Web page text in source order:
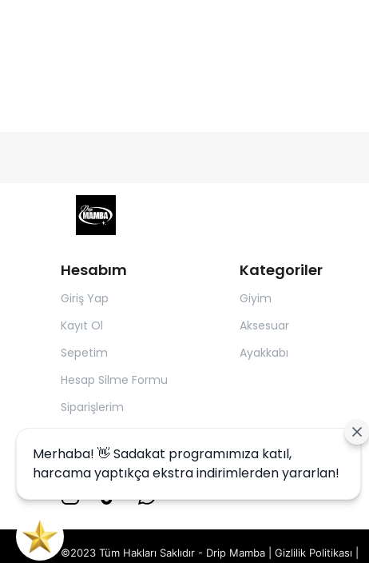
Hesabım
Giriş Yap
Kayıt Ol
Sepetim
Hesap Silme Formu
Siparişlerim
Kategoriler
Giyim
Aksesuar
Ayakkabı
©2023 Tüm Hakları Saklıdır - Drip Mamba | Gizlilik Politikası
Merhaba! 👋 Sadakat programımıza katıl,
harcama yaptıkça ekstra indirimlerden yararlan!